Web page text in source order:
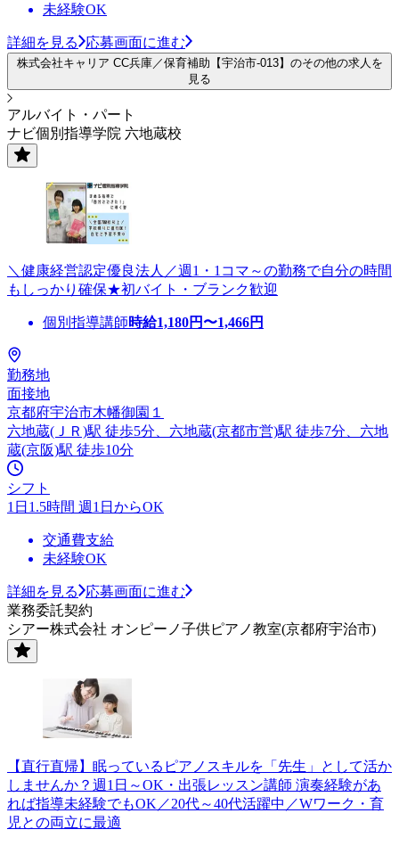
未経験OK
詳細を見る 応募画面に進む
株式会社キャリア CC兵庫／保育補助【宇治市-013】のその他の求人を
見る
アルバイト・パート
ナビ個別指導学院 六地蔵校
＼健康経営認定優良法人／週1・1コマ～の勤務で自分の時間
もしっかり確保★初バイト・ブランク歓迎
個別指導講師時給1,180円〜1,466円
勤務地
面接地
京都府宇治市木幡御園１
六地蔵(ＪＲ)駅 徒歩5分、六地蔵(京都市営)駅 徒歩7分、六地
蔵(京阪)駅 徒歩10分
シフト
1日1.5時間 週1日からOK
交通費支給
未経験OK
詳細を見る
応募画面に進む
業務委託契約
シアー株式会社 オンピーノ子供ピアノ教室(京都府宇治市)
【直行直帰】眠っているピアノスキルを「先生」として活か
しませんか？週1日～OK・出張レッスン講師 演奏経験があ
れば指導未経験でもOK／20代～40代活躍中／Wワーク・育
児との両立に最適